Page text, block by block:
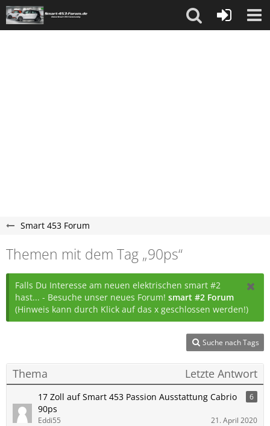
Smart 453 Forum
Themen mit dem Tag „90ps“
Falls Du Interesse am neuen elektrischen smart #2
hast... - Besuche unser neues Forum! smart #2 Forum
(Hinweis kann durch Klick auf das x geschlossen werden!)
Suche nach Tags
Thema Letzte Antwort
17 Zoll auf Smart 453 Passion Ausstattung Cabrio
90ps
6
Eddi55 21. April 2020